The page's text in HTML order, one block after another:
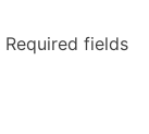
Required fields